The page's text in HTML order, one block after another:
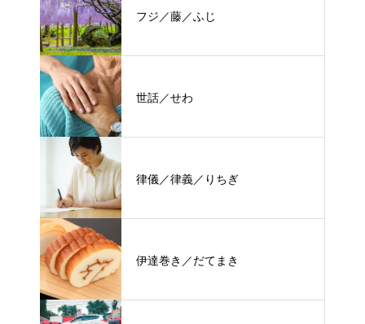
フジ／藤／ふじ
世話／せわ
律儀／律義／りちぎ
伊達巻き／だてまき